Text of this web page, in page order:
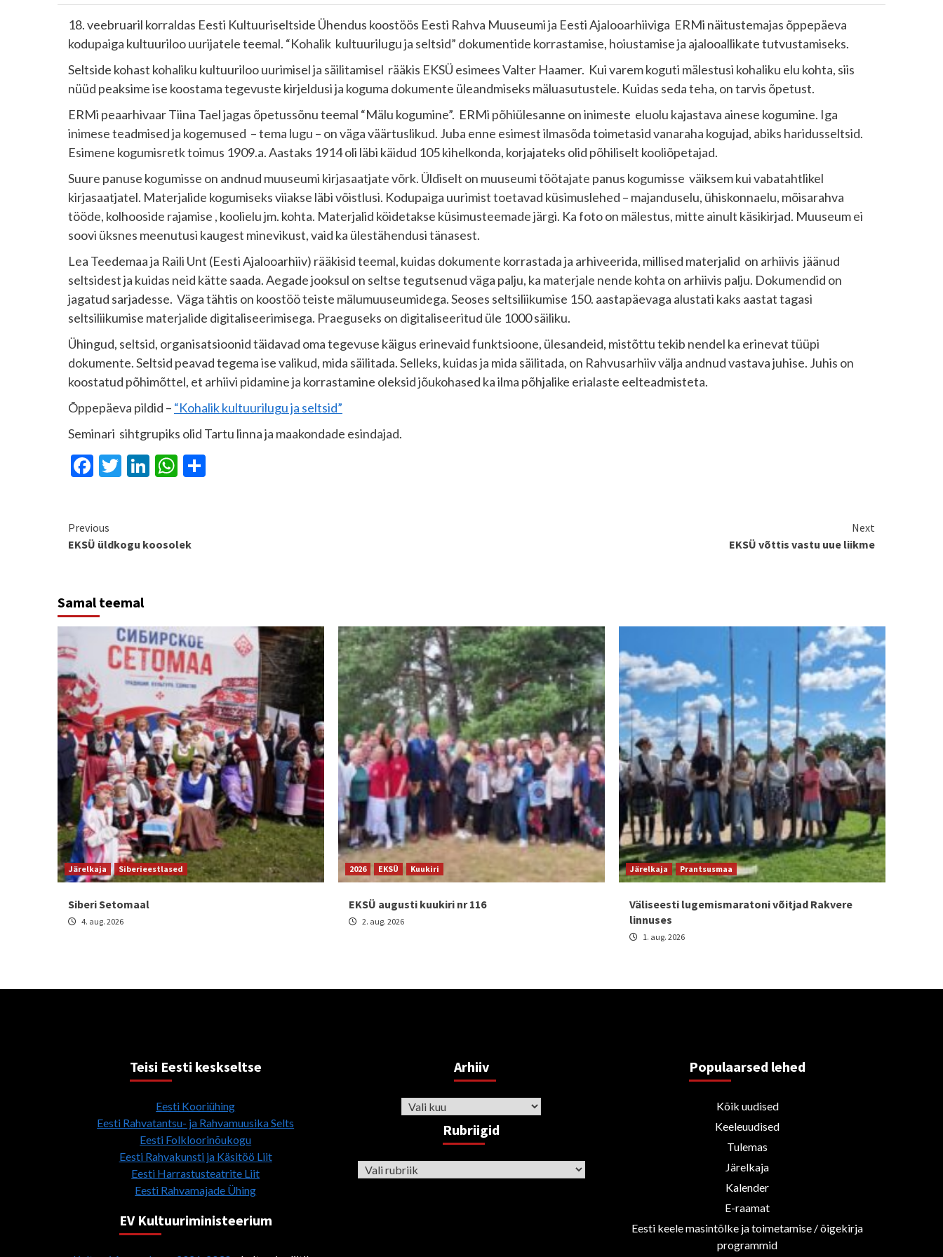
18. veebruaril korraldas Eesti Kultuuriseltside Ühendus koostöös Eesti Rahva Muuseumi ja Eesti Ajalooarhiiviga ERMi näitustemajas õppepäeva
kodupaiga kultuuriloo uurijatele teemal. “Kohalik kultuurilugu ja seltsid” dokumentide korrastamise, hoiustamise ja ajalooallikate tutvustamiseks.
Seltside kohast kohaliku kultuuriloo uurimisel ja säilitamisel rääkis EKSÜ esimees Valter Haamer. Kui varem koguti mälestusi kohaliku elu kohta, siis
nüüd peaksime ise koostama tegevuste kirjeldusi ja koguma dokumente üleandmiseks mäluasutustele. Kuidas seda teha, on tarvis õpetust.
ERMi peaarhivaar Tiina Tael jagas õpetussõnu teemal “Mälu kogumine”. ERMi põhiülesanne on inimeste eluolu kajastava ainese kogumine. Iga
inimese teadmised ja kogemused – tema lugu – on väga väärtuslikud. Juba enne esimest ilmasõda toimetasid vanaraha kogujad, abiks haridusseltsid.
Esimene kogumisretk toimus 1909.a. Aastaks 1914 oli läbi käidud 105 kihelkonda, korjajateks olid põhiliselt kooliõpetajad.
Suure panuse kogumisse on andnud muuseumi kirjasaatjate võrk. Üldiselt on muuseumi töötajate panus kogumisse väiksem kui vabatahtlikel
kirjasaatjatel. Materjalide kogumiseks viiakse läbi võistlusi. Kodupaiga uurimist toetavad küsimuslehed – majanduselu, ühiskonnaelu, mõisarahva
tööde, kolhooside rajamise , koolielu jm. kohta. Materjalid köidetakse küsimusteemade järgi. Ka foto on mälestus, mitte ainult käsikirjad. Muuseum ei
soovi üksnes meenutusi kaugest minevikust, vaid ka ülestähendusi tänasest.
Lea Teedemaa ja Raili Unt (Eesti Ajalooarhiiv) rääkisid teemal, kuidas dokumente korrastada ja arhiveerida, millised materjalid on arhiivis jäänud
seltsidest ja kuidas neid kätte saada. Aegade jooksul on seltse tegutsenud väga palju, ka materjale nende kohta on arhiivis palju. Dokumendid on
jagatud sarjadesse. Väga tähtis on koostöö teiste mälumuuseumidega. Seoses seltsiliikumise 150. aastapäevaga alustati kaks aastat tagasi
seltsiliikumise materjalide digitaliseerimisega. Praeguseks on digitaliseeritud üle 1000 säiliku.
Ühingud, seltsid, organisatsioonid täidavad oma tegevuse käigus erinevaid funktsioone, ülesandeid, mistõttu tekib nendel ka erinevat tüüpi
dokumente. Seltsid peavad tegema ise valikud, mida säilitada. Selleks, kuidas ja mida säilitada, on Rahvusarhiiv välja andnud vastava juhise. Juhis on
koostatud põhimõttel, et arhiivi pidamine ja korrastamine oleksid jõukohased ka ilma põhjalike erialaste eelteadmisteta.
Õppepäeva pildid – “Kohalik kultuurilugu ja seltsid”
Seminari sihtgrupiks olid Tartu linna ja maakondade esindajad.
Facebook
Twitter
LinkedIn
WhatsApp
Continue
Reading
Previous
EKSÜ üldkogu koosolek
Next
EKSÜ võttis vastu uue liikme
Samal teemal
Järelkaja Siberieestlased
Siberi Setomaal
4. aug. 2026
2026 EKSÜ Kuukiri
EKSÜ augusti kuukiri nr 116
2. aug. 2026
Järelkaja Prantsusmaa
Väliseesti lugemismaratoni võitjad Rakvere
linnuses
1. aug. 2026
Teisi Eesti keskseltse
Eesti Kooriühing
Eesti Rahvatantsu- ja Rahvamuusika Selts
Eesti Folkloorinõukogu
Eesti Rahvakunsti ja Käsitöö Liit
Eesti Harrastusteatrite Liit
Eesti Rahvamajade Ühing
EV Kultuuriministeerium
Arhiiv
Arhiiv
Rubriigid
Rubriigid
Populaarsed lehed
Kõik uudised
Keeleuudised
Tulemas
Järelkaja
Kalender
E-raamat
Eesti keele masintõlke ja toimetamise / õigekirja
programmid